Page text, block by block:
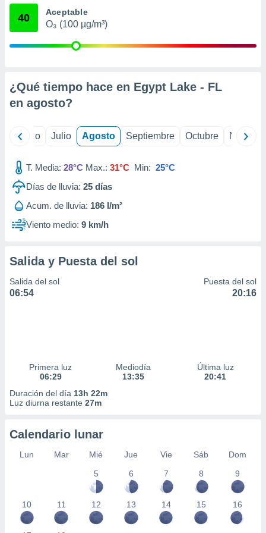
e
publicidad
1199
40 Aceptable
O₃ (100 µg/m³)
¿Qué tiempo hace en Egypt Lake - FL
en agosto?
Junio Julio Agosto Septiembre Octubre
T. Media: 28°C Max.: 31°C Min: 25°C
Días de lluvia: 25 días
Acum. de lluvia: 186 l/m²
Viento medio: 9 km/h
Salida y Puesta del sol
Salida del sol
06:54
Puesta del sol
20:16
Primera luz
06:29
Mediodía
13:35
Última luz
20:41
Duración del día 13h 22m
Luz diurna restante 27m
Calendario lunar
Lun Mar Mié Jue Vie Sáb
Dom
5
6 7 8 9
10 11 12 13 14 15 16